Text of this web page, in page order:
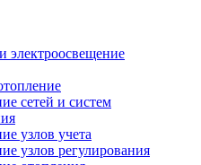
электроосвещение
сетей и систем
узлов учета
узлов регулирования